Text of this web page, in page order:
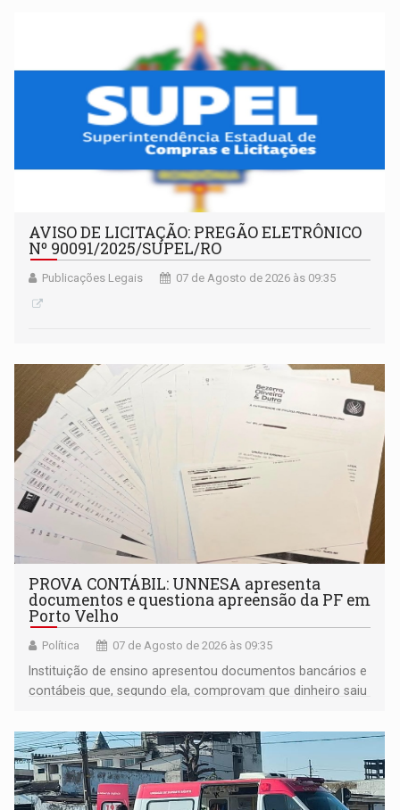
AVISO DE LICITAÇÃO: PREGÃO ELETRÔNICO
Nº 90091/2025/SUPEL/RO
Publicações Legais 07 de Agosto de 2026 às 09:35
PROVA CONTÁBIL: UNNESA apresenta
documentos e questiona apreensão da PF em
Porto Velho
Política 07 de Agosto de 2026 às 09:35
Instituição de ensino apresentou documentos bancários e
contábeis que, segundo ela, comprovam que dinheiro saiu
apreendido quando já estava dentro da sede da entidade
— em pleno ano eleitoral em Rondônia